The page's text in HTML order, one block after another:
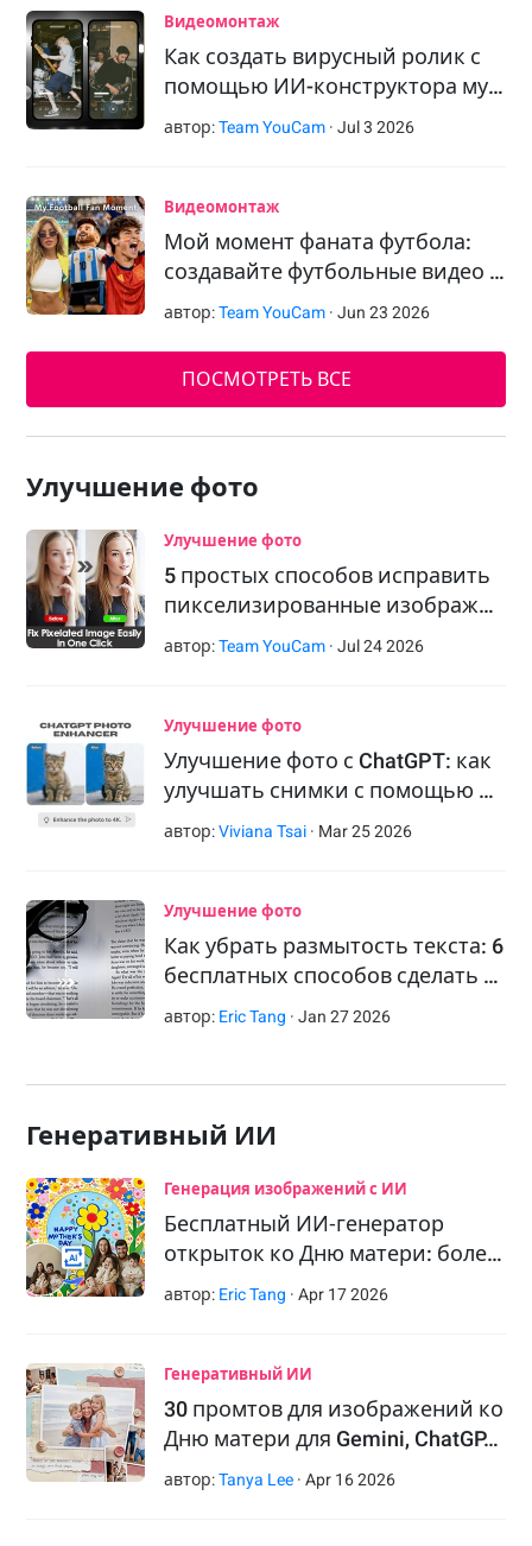
Видеомонтаж
Как создать вирусный ролик с
помощью ИИ-конструктора му…
автор:Team YouCam ·Jul 3 2026
Видеомонтаж
Мой момент фаната футбола:
создавайте футбольные видео …
автор:Team YouCam ·Jun 23 2026
ПОСМОТРЕТЬ ВСЕ
Улучшение фото
Улучшение фото
5 простых способов исправить
пикселизированные изображ…
автор:Team YouCam ·Jul 24 2026
Улучшение фото
Улучшение фото с ChatGPT: как
улучшать снимки с помощью …
автор:Viviana Tsai · Mar 25 2026
Улучшение фото
Как убрать размытость текста: 6
бесплатных способов сделать …
автор: Eric Tang ·Jan 27 2026
Генеративный ИИ
Генерация изображений с ИИ
Бесплатный ИИ‑генератор
открыток ко Дню матери: боле…
автор: Eric Tang ·Apr 17 2026
Генеративный ИИ
30 промтов для изображений ко
Дню матери для Gemini, ChatGP…
автор:Tanya Lee ·Apr 16 2026